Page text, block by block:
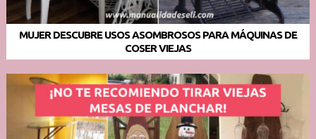
MUJER DESCUBRE USOS ASOMBROSOS PARA MÁQUINAS DE
COSER VIEJAS